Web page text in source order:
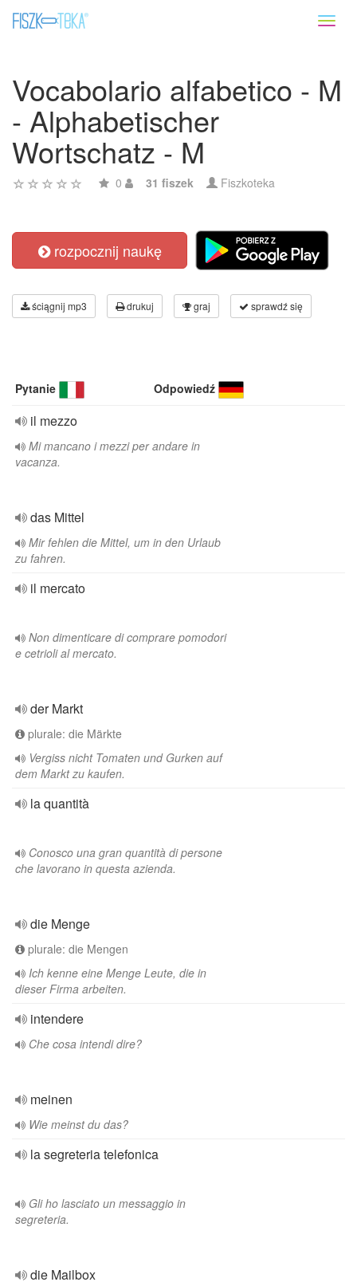
Vocabolario alfabetico - M
- Alphabetischer
Wortschatz - M
0 31 fiszek Fiszkoteka
rozpocznij naukę
ściągnij mp3 drukuj graj sprawdź się
Pytanie Odpowiedź
il mezzo
Mi mancano i mezzi per andare in
vacanza.
das Mittel
Mir fehlen die Mittel, um in den Urlaub
zu fahren.
il mercato
Non dimenticare di comprare pomodori
e cetrioli al mercato.
der Markt
plurale: die Märkte
Vergiss nicht Tomaten und Gurken auf
dem Markt zu kaufen.
la quantità
Conosco una gran quantità di persone
che lavorano in questa azienda.
die Menge
plurale: die Mengen
Ich kenne eine Menge Leute, die in
dieser Firma arbeiten.
intendere
Che cosa intendi dire?
meinen
Wie meinst du das?
la segreteria telefonica
Gli ho lasciato un messaggio in
segreteria.
die Mailbox